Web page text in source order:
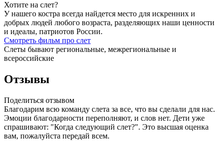
Хотите на слет?
У нашего костра всегда найдется место для искренних и
добрых людей любого возраста, разделяющих наши ценности
и идеалы, патриотов России.
Смотреть фильм про слет
Слеты бывают региональные, межрегиональные и
всероссийские
Отзывы
Поделиться отзывом
Благодарим всю команду слета за все, что вы сделали для нас.
Эмоции благодарности переполняют, и слов нет. Дети уже
спрашивают: "Когда следующий слет?". Это высшая оценка
вам, пожалуйста передай всем.